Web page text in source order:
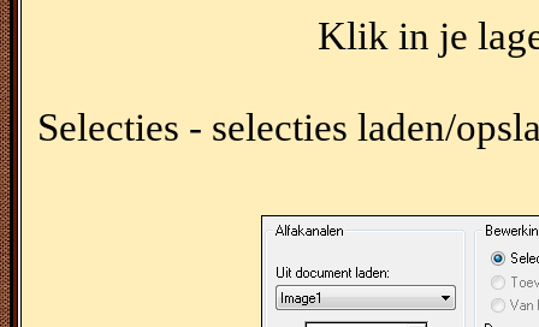
Klik in je
Selecties - selecties laden/